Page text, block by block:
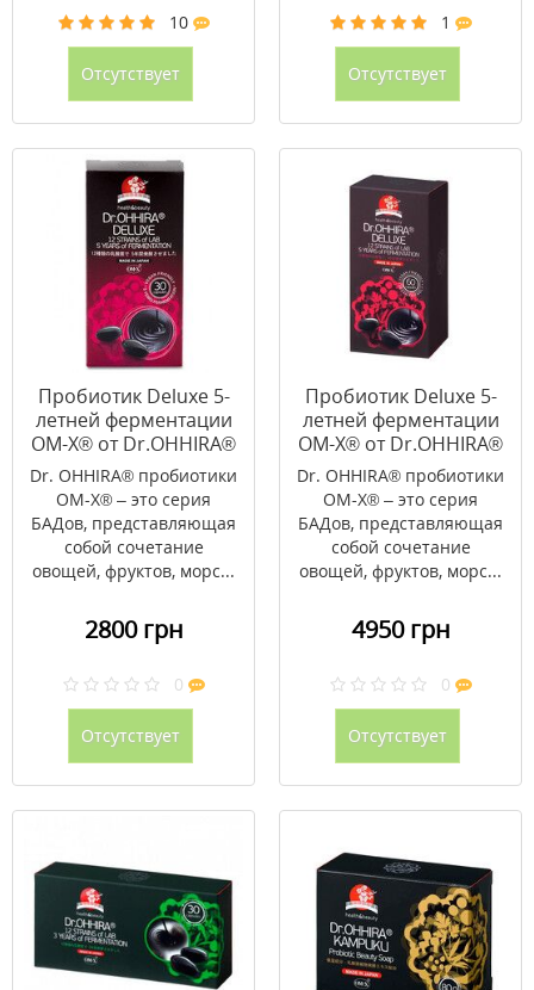
10
Отсутствует
1
Отсутствует
Пробиотик Deluxe 5-
летней ферментации
ОМ-Х® от Dr.OHHIRA®
30 капсул
Dr. OHHIRA® пробиотики
OM-X® – это серия
БАДов, представляющая
собой сочетание
овощей, фруктов, морс...
2800 грн
0
Отсутствует
Пробиотик Deluxe 5-
летней ферментации
ОМ-Х® от Dr.OHHIRA®
60 капсул
Dr. OHHIRA® пробиотики
OM-X® – это серия
БАДов, представляющая
собой сочетание
овощей, фруктов, морс...
4950 грн
0
Отсутствует